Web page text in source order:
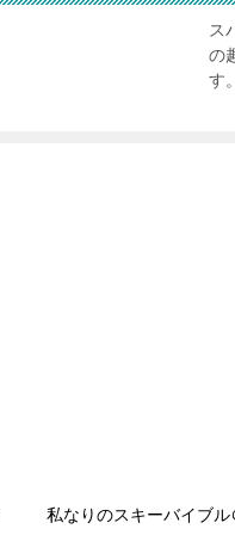
ス
の
す。
私なりのスキーバイブ